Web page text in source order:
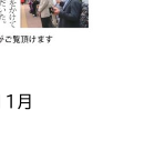
月